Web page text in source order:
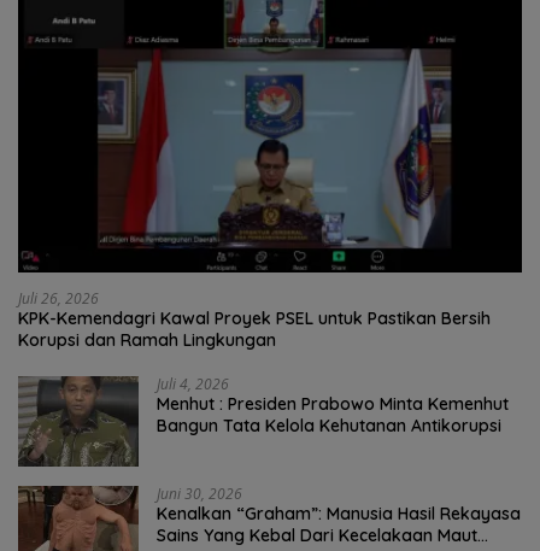
Juli 26, 2026
KPK-Kemendagri Kawal Proyek PSEL untuk Pastikan Bersih
Korupsi dan Ramah Lingkungan
Juli 4, 2026
Menhut : Presiden Prabowo Minta Kemenhut
Bangun Tata Kelola Kehutanan Antikorupsi
Juni 30, 2026
Kenalkan “Graham”: Manusia Hasil Rekayasa
Sains Yang Kebal Dari Kecelakaan Maut